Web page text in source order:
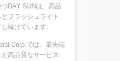
DAY SUNは、高品
フラッシュライト
続けています。
Corp.では、最先端
高品質なサービス